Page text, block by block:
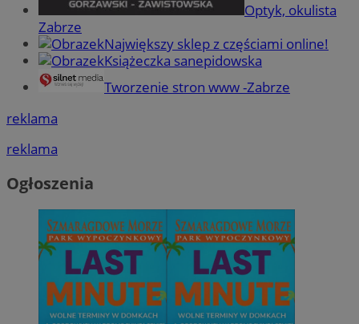
Optyk, okulista
Zabrze
Największy sklep z częściami online!
Książeczka sanepidowska
Tworzenie stron www -Zabrze
reklama
reklama
Ogłoszenia